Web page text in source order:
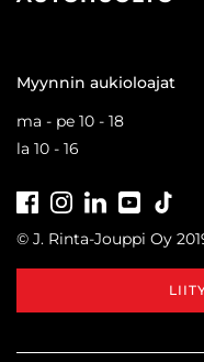
Myynnin aukioloajat
ma - pe 10 - 18
la 10 - 16
FacebookInstagramLinkedInYoutube
© J. Rinta-Jouppi Oy